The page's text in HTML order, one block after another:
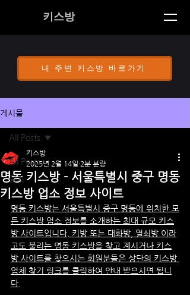
키스방
내 주변 키스방 바로가기
게시물
All Posts
공지
All Posts
명동 키스방 - 서울특별시 중구 명동
키스방 업소 정보 사이트
키스방
2025년 2월 14일 2분 분량
명동 키스방는 서울특별시 중구 명동에 위치한 모
든 키스방 업소 정보를 소개하는 최대 규모 키스
방 사이트입니다. 키방 또는 대화방, 열쇠방 이라
고도 불리는 명동 키스방을 찾고 계시거나 키스
방 사이트를 찾으시는 회원분들은 상단의 키스방
업체 찾기 링크를 클릭하여 안내 받으시면 됩니
다.